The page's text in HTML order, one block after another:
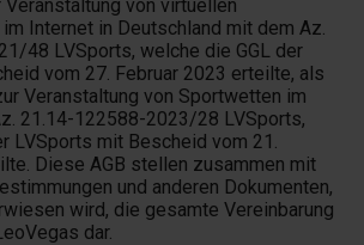
Veranstaltung von virtuellen
Internet in Deutschland mit dem Az.
48 LVSports, welche die GGL der
vom 27. Februar 2023 erteilte, als
Veranstaltung von Sportwetten im
21.14-122588-2023/28 LVSports,
LVSports mit Bescheid vom 21.
Diese AGB stellen zusammen mit
und anderen Dokumenten,
wird, die gesamte Vereinbarung
dar.